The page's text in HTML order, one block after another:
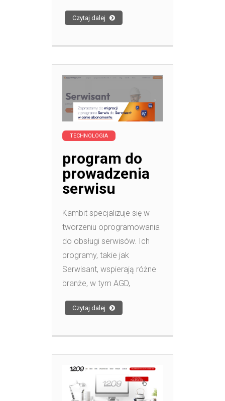
Czytaj dalej
TECHNOLOGIA
program do
prowadzenia
serwisu
Kambit specjalizuje się w
tworzeniu oprogramowania
do obsługi serwisów. Ich
programy, takie jak
Serwisant, wspierają różne
branże, w tym AGD,
Czytaj dalej